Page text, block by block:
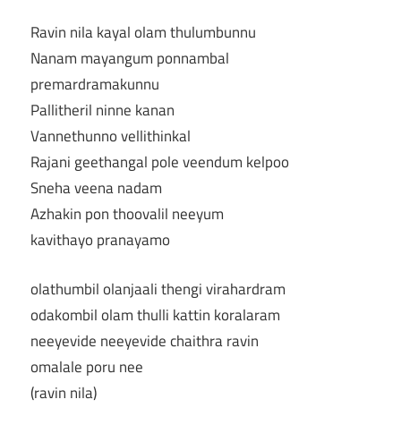
Ravin nila kayal olam thulumbunnu
Nanam mayangum ponnambal
premardramakunnu
Pallitheril ninne kanan
Vannethunno vellithinkal
Rajani geethangal pole veendum kelpoo
Sneha veena nadam
Azhakin pon thoovalil neeyum
kavithayo pranayamo
olathumbil olanjaali thengi virahardram
odakombil olam thulli kattin koralaram
neeyevide neeyevide chaithra ravin
omalale poru nee
(ravin nila)